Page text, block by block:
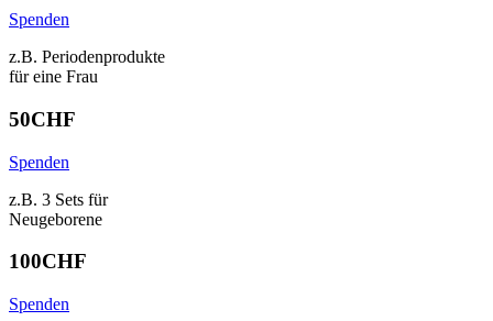
Spenden
z.B. Periodenprodukte
für eine Frau
50CHF
Spenden
z.B. 3 Sets für
Neugeborene
100CHF
Spenden